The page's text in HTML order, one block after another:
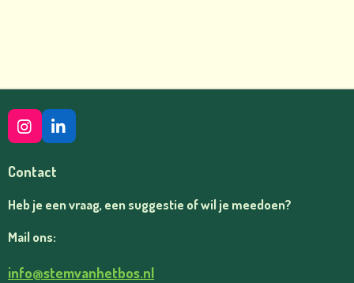
I
N
T
G
A
L
I
D
Contact
Heb je een vraag, een suggestie of wil je meedoen?
Mail ons:
info@stemvanhetbos.nl